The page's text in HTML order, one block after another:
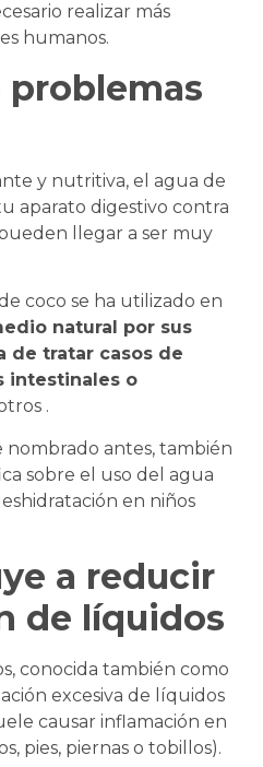
realizar más
humanos.
problemas
y nutritiva, el agua de
aparato digestivo contra
llegar a ser muy
coco se ha utilizado en
natural por sus
de tratar casos de
intestinales o
.
nombrado antes, también
sobre el uso del agua
en niños
a reducir
de líquidos
conocida también como
excesiva de líquidos
causar inflamación en
pies, piernas o tobillos).